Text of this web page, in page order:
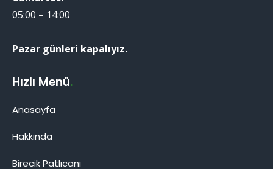
05:00 – 14:00
Pazar günleri kapalıyız.
Hızlı Menü.
Anasayfa
Hakkında
Birecik Patlıcanı